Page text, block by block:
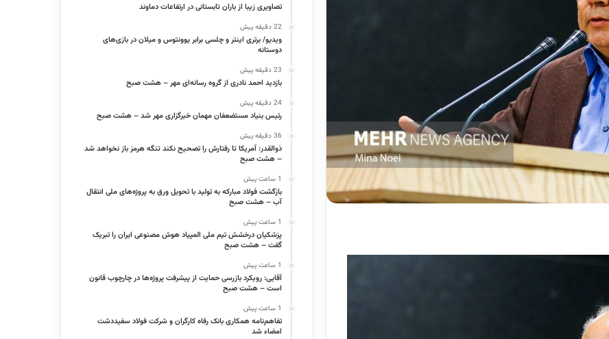
تصاویری زیبا از باران تابستانی در ارتفاعات دماوند
22 دقیقه پیش
ویدیو/ برتری اینتر و چلسی برابر یوونتوس و میلان در بازی‌های
دوستانه
23 دقیقه پیش
بازدید احمد نادری از گروه رسانه‌ای مهر – هشت صبح
24 دقیقه پیش
رئیس بنیاد مستضعفان مهمان خبرگزاری مهر شد – هشت صبح
36 دقیقه پیش
ذوالقدر: آمریکا تا رفتارش را تصحیح نکند تنگه هرمز باز نخواهد شد
– هشت صبح
1 ساعت پیش
بازگشت فولاد مبارکه به تولید با تحویل ورق به پروژه‌های ملی انتقال
آب – هشت صبح
1 ساعت پیش
پزشکیان درخشش تیم ملی المپیاد هوش مصنوعی ایران را تبریک
گفت – هشت صبح
1 ساعت پیش
آقایی: رویکرد بازرسی حمایت از پیشرفت پروژه‌ها در چارچوب قانون
است – هشت صبح
1 ساعت پیش
تفاهم‌نامه همکاری بانک رفاه کارگران و شرکت فولاد سفیددشت
امضاء شد